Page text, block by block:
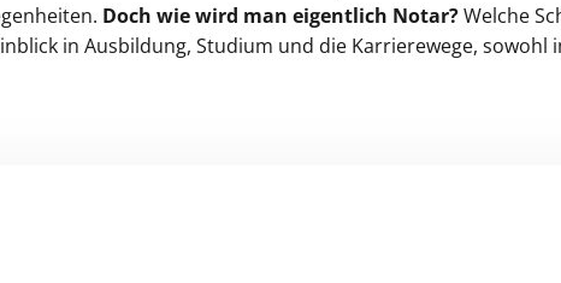
Doch wie wird man eigentlich Notar?Welche
in Ausbildung, Studium und die Karrierewege,